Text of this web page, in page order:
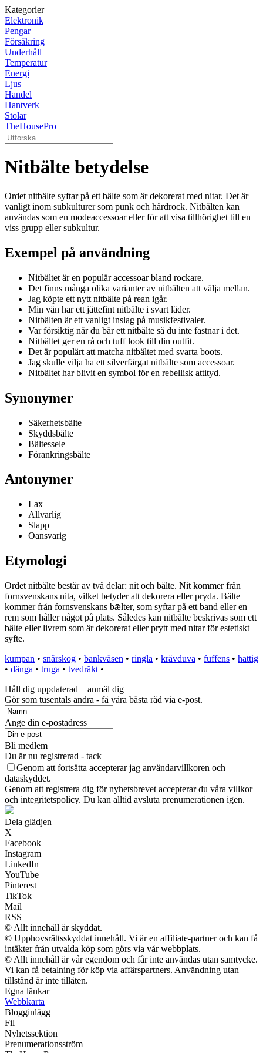
Kategorier
Elektronik
Pengar
Försäkring
Underhåll
Temperatur
Energi
Ljus
Handel
Hantverk
Stolar
TheHousePro
Nitbälte betydelse
Ordet nitbälte syftar på ett bälte som är dekorerat med nitar. Det är
vanligt inom subkulturer som punk och hårdrock. Nitbälten kan
användas som en modeaccessoar eller för att visa tillhörighet till en
viss grupp eller subkultur.
Exempel på användning
Nitbältet är en populär accessoar bland rockare.
Det finns många olika varianter av nitbälten att välja mellan.
Jag köpte ett nytt nitbälte på rean igår.
Min vän har ett jättefint nitbälte i svart läder.
Nitbälten är ett vanligt inslag på musikfestivaler.
Var försiktig när du bär ett nitbälte så du inte fastnar i det.
Nitbältet ger en rå och tuff look till din outfit.
Det är populärt att matcha nitbältet med svarta boots.
Jag skulle vilja ha ett silverfärgat nitbälte som accessoar.
Nitbältet har blivit en symbol för en rebellisk attityd.
Synonymer
Säkerhetsbälte
Skyddsbälte
Bältessele
Förankringsbälte
Antonymer
Lax
Allvarlig
Slapp
Oansvarig
Etymologi
Ordet nitbälte består av två delar: nit och bälte. Nit kommer från
fornsvenskans nita, vilket betyder att dekorera eller pryda. Bälte
kommer från fornsvenskans bǣlter, som syftar på ett band eller en
rem som håller något på plats. Således kan nitbälte beskrivas som ett
bälte eller livrem som är dekorerat eller prytt med nitar för estetiskt
syfte.
kumpan • snårskog • bankväsen • ringla • krävduva • fuffens • hattig
• dänga • truga • tvedräkt •
Håll dig uppdaterad – anmäl dig
Gör som tusentals andra - få våra bästa råd via e-post.
Ange din e-postadress
Bli medlem
Du är nu registrerad - tack
Genom att fortsätta accepterar jag användarvillkoren och
dataskyddet.
Genom att registrera dig för nyhetsbrevet accepterar du våra villkor
och integritetspolicy. Du kan alltid avsluta prenumerationen igen.
Dela glädjen
X
Facebook
Instagram
LinkedIn
YouTube
Pinterest
TikTok
Mail
RSS
© Allt innehåll är skyddat.
© Upphovsrättsskyddat innehåll. Vi är en affiliate-partner och kan få
intäkter från utvalda köp som görs via vår webbplats.
© Allt innehåll är vår egendom och får inte användas utan samtycke.
Vi kan få betalning för köp via affärspartners. Användning utan
tillstånd är inte tillåten.
Egna länkar
Webbkarta
Blogginlägg
Fil
Nyhetssektion
Prenumerationsström